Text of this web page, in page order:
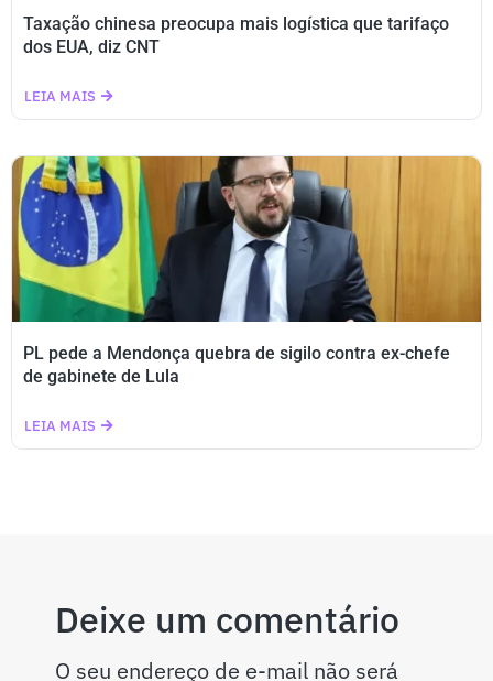
Taxação chinesa preocupa mais logística que tarifaço
dos EUA, diz CNT
LEIA MAIS
PL pede a Mendonça quebra de sigilo contra ex-chefe
de gabinete de Lula
LEIA MAIS
Deixe um comentário
O seu endereço de e-mail não será